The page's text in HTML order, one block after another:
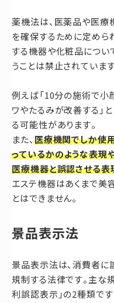
薬機法は、医薬品や医療
を確保するために定めら
する機器や化粧品につい
うことは禁止されています
例えば「10分の施術で小
ワやたるみが改善する」
る可能性があります。
また、医療機関でしか使
っているかのような表現
医療機器と誤認させる表
エステ機器はあくまで美
とはできません。
景品表示法
景品表示法は、消費者に
規制する法律です。主な
利誤認表示」の2種類です